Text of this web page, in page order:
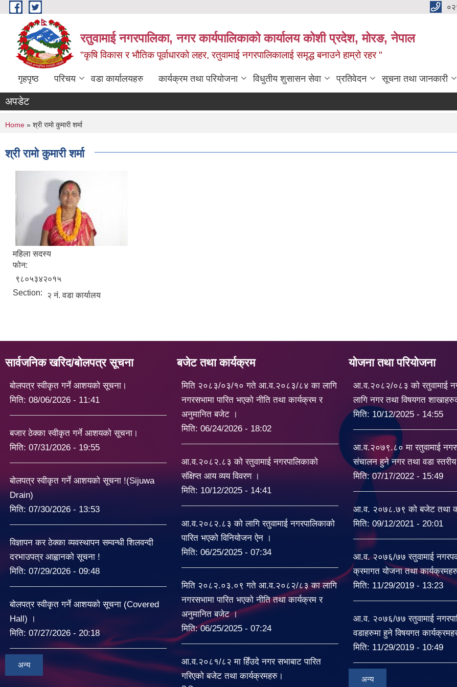
Skip to main content
रतुवामाई नगरपालिका, नगर कार्यपालिकाको कार्यालय कोशी प्रदेश, मोरङ, नेपाल
"कृषि विकास र भौतिक पूर्वाधारको लहर, रतुवामाई नगरपालिकालाई समृद्ध बनाउने हाम्रो रहर "
गृहपृष्ठ परिचय वडा कार्यालयहरु कार्यक्रम तथा परियोजना विधुतीय शुसासन सेवा प्रतिवेदन सूचना तथा जानकारी
अपडेट
You are here
Home » श्री रामो कुमारी शर्मा
श्री रामो कुमारी शर्मा
महिला सदस्य
फोन:
९८०५३४२०१५
Section:
२ नं. वडा कार्यालय
सार्वजनिक खरिद/बोलपत्र सूचना
बोलपत्र स्वीकृत गर्ने आशयको सूचना।
मिति: 08/06/2026 - 11:41
बजार ठेक्का स्वीकृत गर्ने आशयको सूचना।
मिति: 07/31/2026 - 19:55
बोलपत्र स्वीकृत गर्ने आशयको सूचना !(Sijuwa
Drain)
मिति: 07/30/2026 - 13:53
विज्ञापन कर ठेक्का व्यवस्थापन सम्वन्धी शिलवन्दी
दरभाउपत्र आह्वानको सूचना !
मिति: 07/29/2026 - 09:48
बोलपत्र स्वीकृत गर्ने आशयको सूचना (Covered
Hall) ।
मिति: 07/27/2026 - 20:18
अन्य
बजेट तथा कार्यक्रम
मिति २०८३/०३/१० गते आ.व.२०८३/८४ का लागि
नगरसभामा पारित भएको नीति तथा कार्यक्रम र
अनुमानित बजेट ।
मिति: 06/24/2026 - 18:02
आ.व.२०८२.८३ को रतुवामाई नगरपालिकाको
संक्षिप्त आय व्यय विवरण ।
मिति: 10/12/2025 - 14:41
आ.व.२०८२.८३ को लागि रतुवामाई नगरपालिकाको
पारित भएको विनियोजन ऐन ।
मिति: 06/25/2025 - 07:34
मिति २०८२.०३.०९ गते आ.व.२०८२/८३ का लागि
नगरसभामा पारित भएको नीति तथा कार्यक्रम र
अनुमानित बजेट ।
मिति:06/25/2025 - 07:24
आ.व.२०८१/८२ मा हिँउदे नगर सभाबाट पारित
गरिएको बजेट तथा कार्यक्रमहरु।
योजना तथा परियोजना
आ.व.२०८२/०८३ को रतुवामाई
लागि नगर तथा विषयगत
मिति: 10/12/2025 - 14:55
आ.व.२०७९.८० मा रतुवामाई
संचालन हुने नगर तथा वडा
मिति:07/17/2022 - 15:49
आ.व. २०७८.७९ को बजेट तथा
मिति: 09/12/2021 - 20:01
आ.व. २०७६/७७ रतुवामाई
क्रमागत योजना तथा
मिति: 11/29/2019 - 13:23
आ.व. २०७६/७७ रतुवामाई
वडाहरुमा हुने विषयगत
मिति: 11/29/2019 - 10:49
अन्य